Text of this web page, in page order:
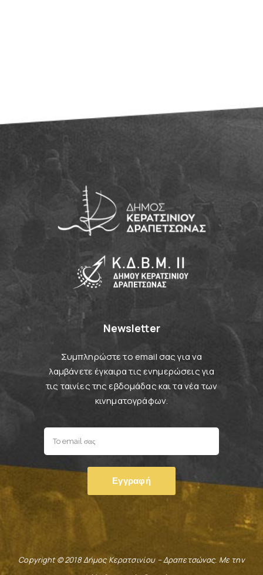
Newsletter
Συμπληρώστε το email σας για να
λαμβάνετε έγκαιρα τις ενημερώσεις για
τις ταινίες της εβδομάδας και τα νέα των
κινηματογράφων.
Copyright © 2018 Δήμος Κερατσινίου – Δραπετσώνας. Με την